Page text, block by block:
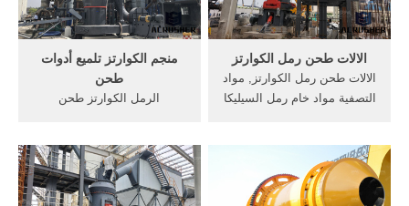
منحرف ، مطحنة عمودية.
منجم الكوارتز تلميع أدوات
طحن
الرمل الكوارتز طحن
في حيدر أبادسودان سحق
الكوارتز عن الذهب عملية
التعدين من الكوارتز بيع
الالات طحن رمل الكوارتز
الالات طحن رمل الكوارتز, مواد
التصفية مواد خام رمل السيليكا